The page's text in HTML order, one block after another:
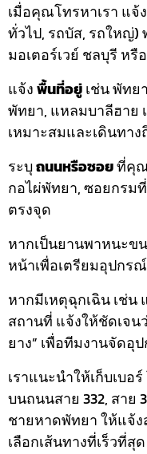
เมื่อคุณโทรหาเรา แจ้ง
ทั่วไป, รถบัส, รถใหญ่
มอเตอร์เวย์ ชลบุรี ห
แจ้งพื้นที่อยู่เช่น พัทย
พัทยา, แหลมบาลีฮาย
เหมาะสมและเดินทาง
ระบุถนนหรือซอยที่คุณ
กอไผ่พัทยา, ซอยกรม
ตรงจุด
หากเป็นยานพาหนะข
หน้าเพื่อเตรียมอุปกร
หากมีเหตุฉุกเฉิน เช่
สถานที่ แจ้งให้ชัดเจน
ยาง” เพื่อทีมงานจัดอุ
เราแนะนำให้เก็บเบอ
บนถนนสาย 332, สาย
ชายหาดพัทยา ให้แจ้
เลือกเส้นทางที่เร็วที่สุด